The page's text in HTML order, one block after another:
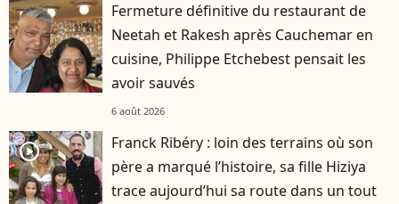
Fermeture définitive du restaurant de
Neetah et Rakesh après Cauchemar en
cuisine, Philippe Etchebest pensait les
avoir sauvés
6 août 2026
player2
Franck Ribéry : loin des terrains où son
père a marqué l’histoire, sa fille Hiziya
trace aujourd’hui sa route dans un tout